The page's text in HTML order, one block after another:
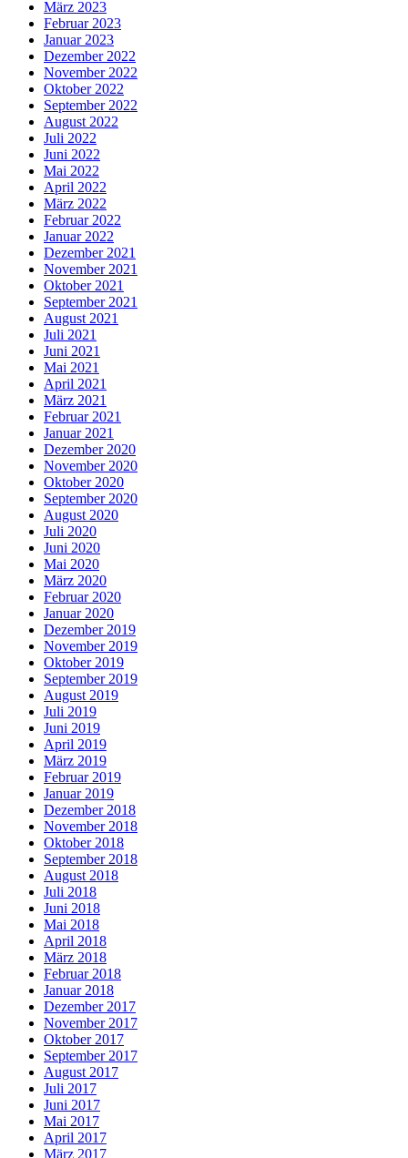
März 2023
Februar 2023
Januar 2023
Dezember 2022
November 2022
Oktober 2022
September 2022
August 2022
Juli 2022
Juni 2022
Mai 2022
April 2022
März 2022
Februar 2022
Januar 2022
Dezember 2021
November 2021
Oktober 2021
September 2021
August 2021
Juli 2021
Juni 2021
Mai 2021
April 2021
März 2021
Februar 2021
Januar 2021
Dezember 2020
November 2020
Oktober 2020
September 2020
August 2020
Juli 2020
Juni 2020
Mai 2020
März 2020
Februar 2020
Januar 2020
Dezember 2019
November 2019
Oktober 2019
September 2019
August 2019
Juli 2019
Juni 2019
April 2019
März 2019
Februar 2019
Januar 2019
Dezember 2018
November 2018
Oktober 2018
September 2018
August 2018
Juli 2018
Juni 2018
Mai 2018
April 2018
März 2018
Februar 2018
Januar 2018
Dezember 2017
November 2017
Oktober 2017
September 2017
August 2017
Juli 2017
Juni 2017
Mai 2017
April 2017
März 2017